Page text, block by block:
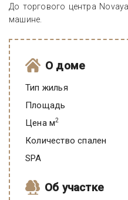
До торгового центра
машине.
О доме
Тип жилья
Площадь
Цена м2
Количество спален
SPA
Об участке